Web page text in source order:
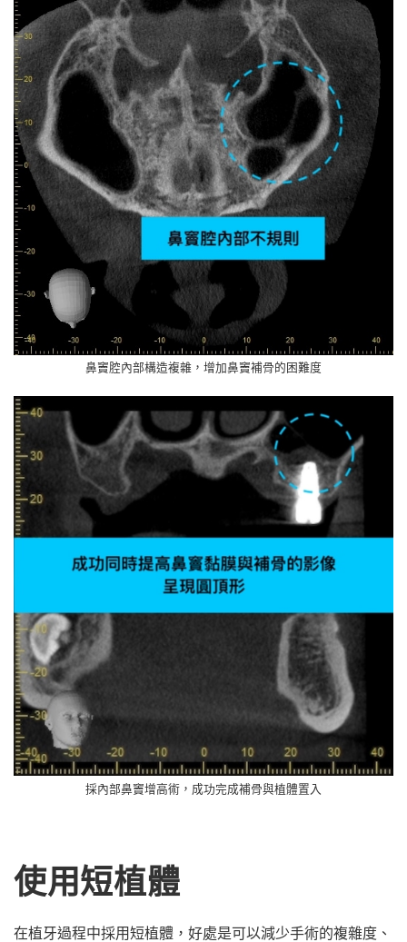
鼻竇腔內部構造複雜，增加鼻竇補骨的困難度
採內部鼻竇增高術，成功完成補骨與植體置入
使用短植體
在植牙過程中採用短植體，好處是可以減少手術的複雜度、